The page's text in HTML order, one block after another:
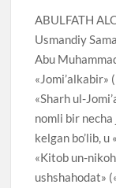
ABULFATH
Usmandiy
Abu
«Jomi’alkabir»
«Sharh ul-
nomli bir
kelgan bo’lib,
«Kitob un-
ushshahodat»